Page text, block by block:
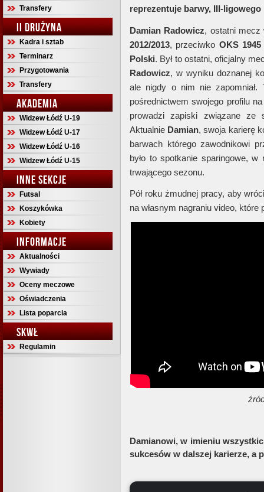
Transfery
II DRUŻYNA
Kadra i sztab
Terminarz
Przygotowania
Transfery
AKADEMIA
Widzew Łódź U-19
Widzew Łódź U-17
Widzew Łódź U-16
Widzew Łódź U-15
INNE SEKCJE
Futsal
Koszykówka
Kobiety
INFORMACJE
Aktualności
Wywiady
Oceny meczowe
Oświadczenia
Lista poparcia
SKWŁ
Regulamin
reprezentuje barwy, III-
Damian Radowicz, ostatni
2012/2013, przeciwko OKS
Polski. Był to ostatni, oficjalny
Radowicz, w wyniku doznanej
ale nigdy o nim nie zapomniał.
pośrednictwem swojego profilu
prowadzi zapiski związane ze
Aktualnie Damian, swoja karierę
barwach którego zawodnikowi
było to spotkanie sparingowe,
trwającego sezonu.
Pół roku żmudnej pracy, aby
na własnym nagraniu video, które
Damianowi, w imieniu
sukcesów w dalszej karierze, a